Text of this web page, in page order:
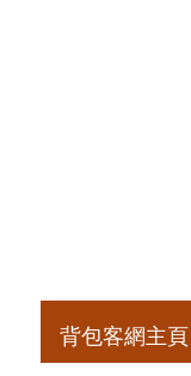
背包客網主頁